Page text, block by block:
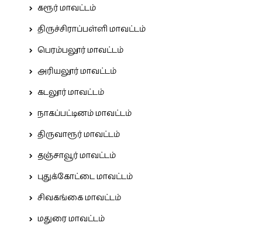
கரூர் மாவட்டம்
திருச்சிராப்பள்ளி மாவட்டம்
பெரம்பலூர் மாவட்டம்
அரியலூர் மாவட்டம்
கடலூர் மாவட்டம்
நாகப்பட்டினம் மாவட்டம்
திருவாரூர் மாவட்டம்
தஞ்சாவூர் மாவட்டம்
புதுக்கோட்டை மாவட்டம்
சிவகங்கை மாவட்டம்
மதுரை மாவட்டம்